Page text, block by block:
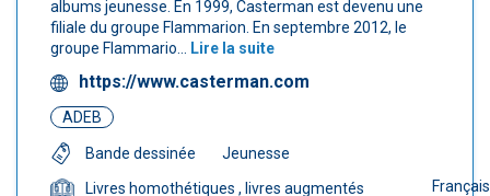
albums jeunesse. En 1999, Casterman est devenu une
filiale du groupe Flammarion. En septembre 2012, le
groupe Flammario... Lire la suite
https://www.casterman.com
ADEB
Bande dessinée
Jeunesse
Livres homothétiques , livres augmentés
Français